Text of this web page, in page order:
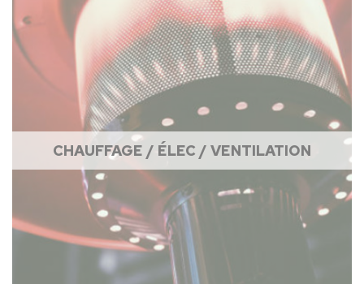
CHAUFFAGE / ÉLEC / VENTILATION